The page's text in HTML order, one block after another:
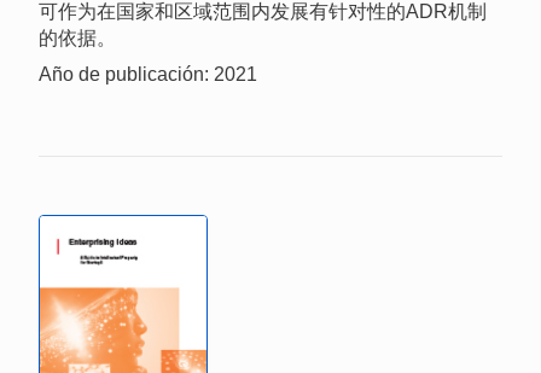
可作为在国家和区域范围内发展有针对性的ADR机制
的依据。
Año de publicación: 2021